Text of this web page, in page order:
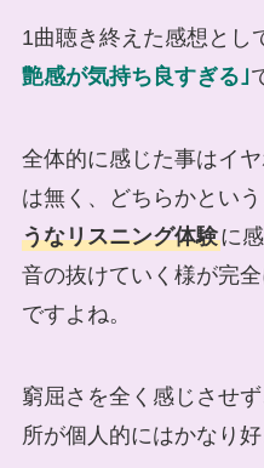
1曲聴き終えた感想とし
艶感が気持ち良すぎる｣
全体的に感じた事はイ
は無く、どちらかという
うなリスニング体験に
音の抜けていく様が完
ですよね。
窮屈さを全く感じさせず
所が個人的にはかなり好